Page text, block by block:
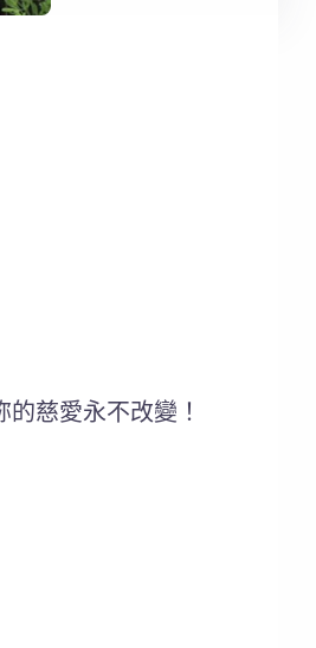
慈愛永不改變！